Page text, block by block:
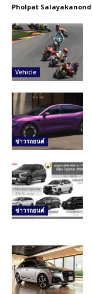
Pholpat Salayakanond
Vehicle
ข่าวรถยนต์
ข่าวรถยนต์